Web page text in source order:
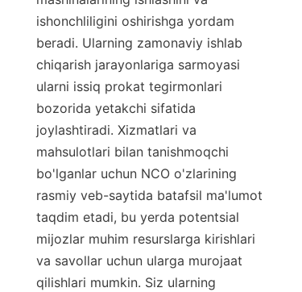
ishonchliligini oshirishga yordam
beradi. Ularning zamonaviy ishlab
chiqarish jarayonlariga sarmoyasi
ularni issiq prokat tegirmonlari
bozorida yetakchi sifatida
joylashtiradi. Xizmatlari va
mahsulotlari bilan tanishmoqchi
bo'lganlar uchun NCO o'zlarining
rasmiy veb-saytida batafsil ma'lumot
taqdim etadi, bu yerda potentsial
mijozlar muhim resurslarga kirishlari
va savollar uchun ularga murojaat
qilishlari mumkin. Siz ularning